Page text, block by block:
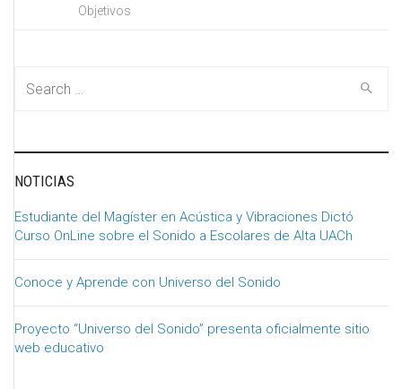
Objetivos
NOTICIAS
Estudiante del Magíster en Acústica y Vibraciones Dictó
Curso OnLine sobre el Sonido a Escolares de Alta UACh
Conoce y Aprende con Universo del Sonido
Proyecto “Universo del Sonido” presenta oficialmente sitio
web educativo